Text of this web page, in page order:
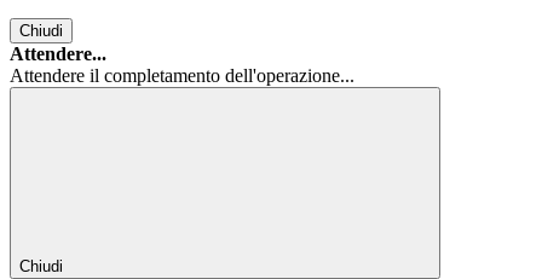
Chiudi
Attendere...
Attendere il completamento dell'operazione...
Chiudi